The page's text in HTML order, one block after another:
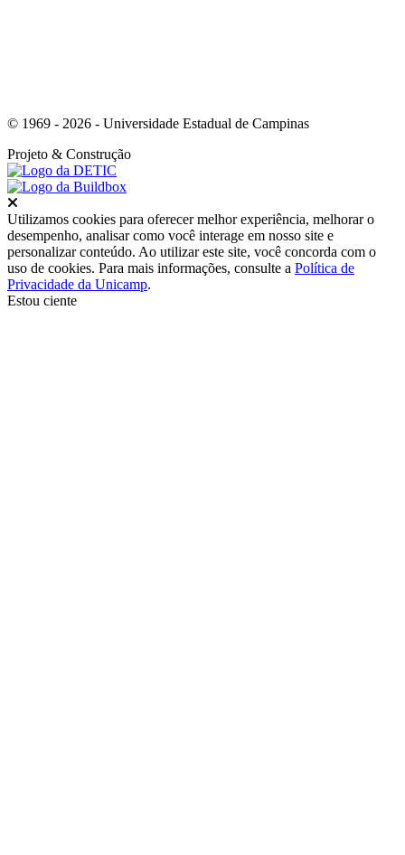
© 1969 - 2026 - Universidade Estadual de Campinas
Projeto & Construção
Utilizamos cookies para oferecer melhor experiência, melhorar o
desempenho, analisar como você interage em nosso site e
personalizar conteúdo. Ao utilizar este site, você concorda com o
uso de cookies. Para mais informações, consulte a Política de
Privacidade da Unicamp.
Estou ciente